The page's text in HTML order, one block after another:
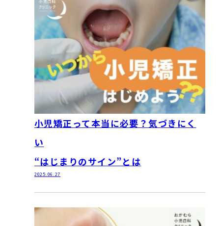
小児矯正って本当に必要？気づきにく
い
“はじまりのサイン”とは
2025.06.27